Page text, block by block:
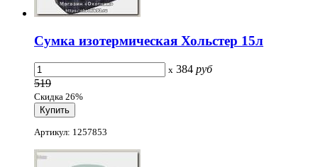
Сумка изотермическая Хольстер 15л
x 384 руб
519
Скидка 26%
Артикул: 1257853